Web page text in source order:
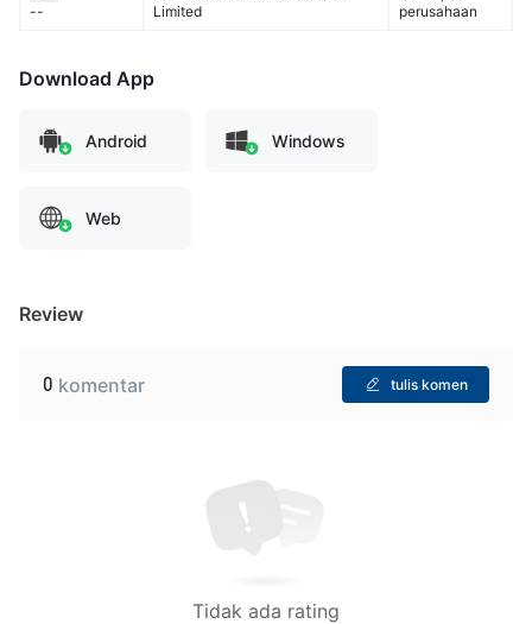
--
Limited
perusahaan
Download App
Android Windows
Web
Review
0 komentar tulis komen
Tidak ada rating